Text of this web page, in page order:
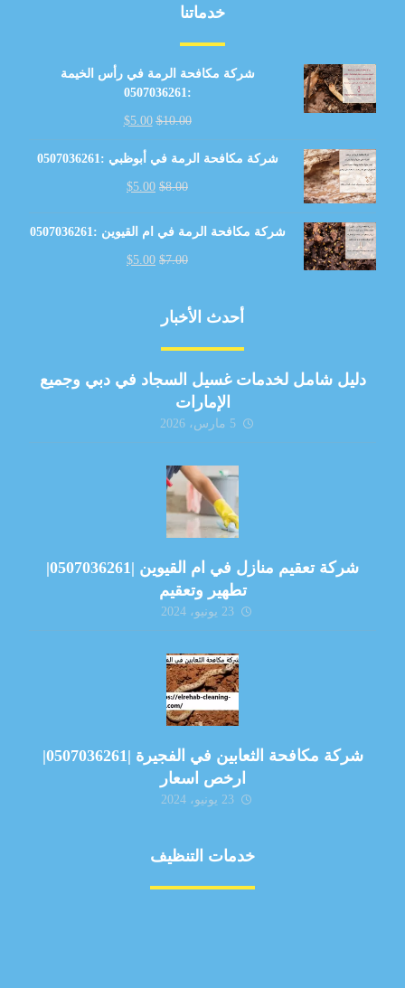
خدماتنا
شركة مكافحة الرمة في رأس الخيمة
:0507036261
$10.00
$5.00
شركة مكافحة الرمة في أبوظبي :0507036261
$8.00
$5.00
شركة مكافحة الرمة في ام القيوين :0507036261
$7.00
$5.00
أحدث الأخبار
دليل شامل لخدمات غسيل السجاد في دبي وجميع
الإمارات
5 مارس، 2026
شركة تعقيم منازل في ام القيوين |0507036261|
تطهير وتعقيم
23 يونيو، 2024
شركة مكافحة الثعابين في الفجيرة |0507036261|
ارخص اسعار
23 يونيو، 2024
خدمات التنظيف